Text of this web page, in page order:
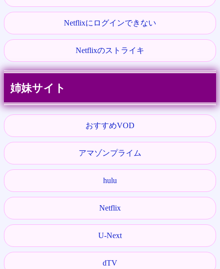
Netflixにログインできない
Netflixのストライキ
姉妹サイト
おすすめVOD
アマゾンプライム
hulu
Netflix
U-Next
dTV